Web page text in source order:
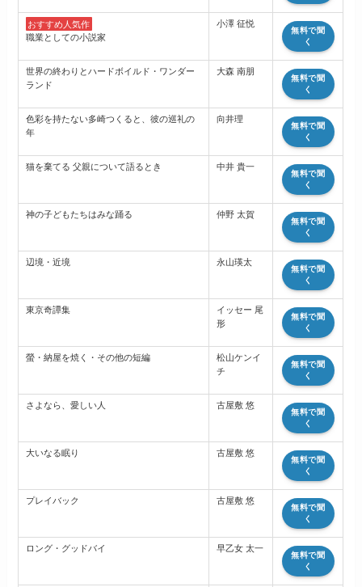
おすすめ人気作
職業としての小説家
小澤 征悦
無料で聞
く
世界の終わりとハードボイルド・ワンダー
ランド
大森 南朋
無料で聞
く
色彩を持たない多崎つくると、彼の巡礼の
年
向井理
無料で聞
く
猫を棄てる 父親について語るとき 中井 貴一
無料で聞
く
神の子どもたちはみな踊る 仲野 太賀
無料で聞
く
辺境・近境 永山瑛太
無料で聞
く
東京奇譚集
イッセー 尾
形
無料で聞
く
螢・納屋を焼く・その他の短編
松山ケンイ
チ
無料で聞
く
さよなら、愛しい人 古屋敷 悠
無料で聞
く
大いなる眠り 古屋敷 悠
無料で聞
く
プレイバック 古屋敷 悠
無料で聞
く
ロング・グッドバイ 早乙女 太一
無料で聞
く